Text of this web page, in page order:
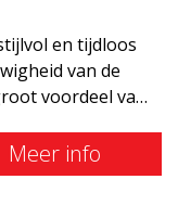
en tijdloos
van de
voordeel van
wel 50%Onder
wereld is er
is, het
Meer info